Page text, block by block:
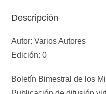
Descripción
Autor: Varios Autores
Edición: 0
Boletín Bimestral de los